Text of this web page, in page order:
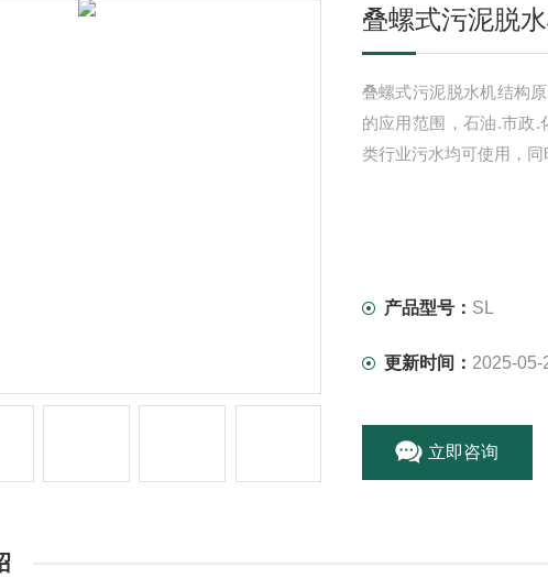
叠螺式污泥脱
叠螺式污泥脱水机结构
的应用范围，石油.市政.
类行业污水均可使用，同
产品型号： SL
更新时间： 2025-05-
立即咨询